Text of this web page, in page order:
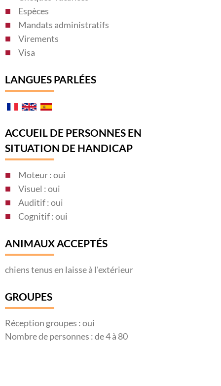
Espèces
Mandats administratifs
Virements
Visa
LANGUES PARLÉES
ACCUEIL DE PERSONNES EN
SITUATION DE HANDICAP
Moteur : oui
Visuel : oui
Auditif : oui
Cognitif : oui
ANIMAUX ACCEPTÉS
chiens tenus en laisse à l'extérieur
GROUPES
Réception groupes : oui
Nombre de personnes : de 4 à 80